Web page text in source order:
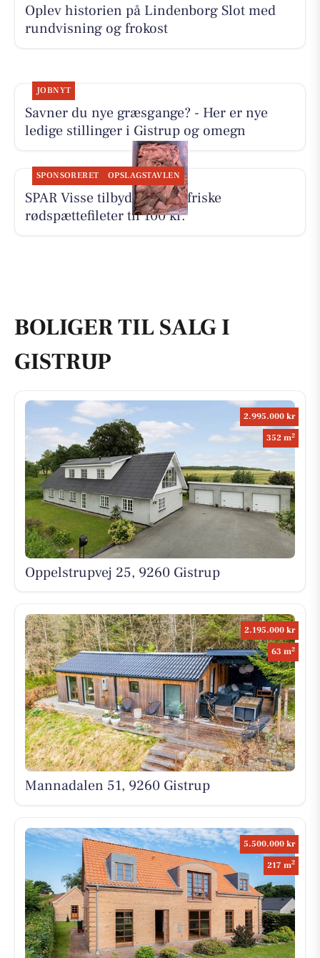
Oplev historien på Lindenborg Slot med
rundvisning og frokost
JOBNYT
Savner du nye græsgange? - Her er nye
ledige stillinger i Gistrup og omegn
SPONSORERET OPSLAGSTAVLEN
SPAR Visse tilbyder 500 g friske
rødspættefileter til 100 kr.
BOLIGER TIL SALG I
GISTRUP
2.995.000 kr
352 m2
Oppelstrupvej 25, 9260 Gistrup
2.195.000 kr
63 m2
Mannadalen 51, 9260 Gistrup
5.500.000 kr
217 m2